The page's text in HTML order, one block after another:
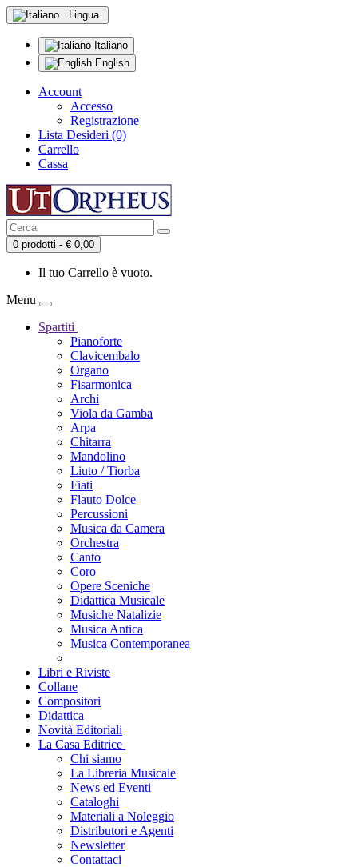
Lingua
Italiano
English
Account
Accesso
Registrazione
Lista Desideri (0)
Carrello
Cassa
0 prodotti - € 0,00
Il tuo Carrello è vuoto.
Menu
Spartiti
Pianoforte
Clavicembalo
Organo
Fisarmonica
Archi
Viola da Gamba
Arpa
Chitarra
Mandolino
Liuto / Tiorba
Fiati
Flauto Dolce
Percussioni
Musica da Camera
Orchestra
Canto
Coro
Opere Sceniche
Didattica Musicale
Musiche Natalizie
Musica Antica
Musica Contemporanea
Libri e Riviste
Collane
Compositori
Didattica
Novità Editoriali
La Casa Editrice
Chi siamo
La Libreria Musicale
News ed Eventi
Cataloghi
Materiali a Noleggio
Distributori e Agenti
Newsletter
Contattaci